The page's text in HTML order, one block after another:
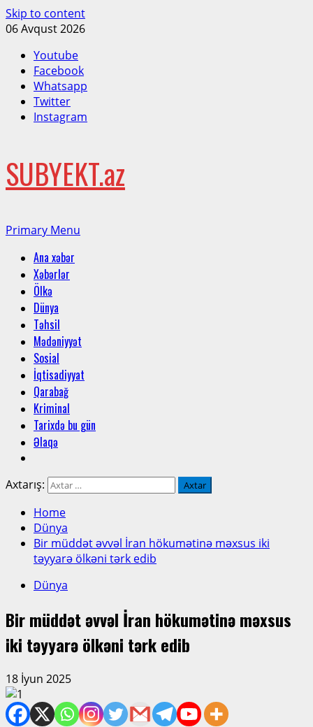
Skip to content
06 Avqust 2026
Youtube
Facebook
Whatsapp
Twitter
Instagram
SUBYEKT.az
Primary Menu
Ana xəbər
Xəbərlər
Ölkə
Dünya
Təhsil
Mədəniyyət
Sosial
İqtisadiyyat
Qarabağ
Kriminal
Tarixdə bu gün
Əlaqə
Axtarış:
Home
Dünya
Bir müddət əvvəl İran hökumətinə məxsus iki
təyyarə ölkəni tərk edib
Dünya
Bir müddət əvvəl İran hökumətinə məxsus
iki təyyarə ölkəni tərk edib
18 İyun 2025